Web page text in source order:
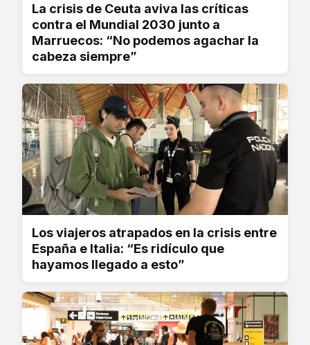
La crisis de Ceuta aviva las críticas
contra el Mundial 2030 junto a
Marruecos: “No podemos agachar la
cabeza siempre”
Los viajeros atrapados en la crisis entre
España e Italia: “Es ridículo que
hayamos llegado a esto”